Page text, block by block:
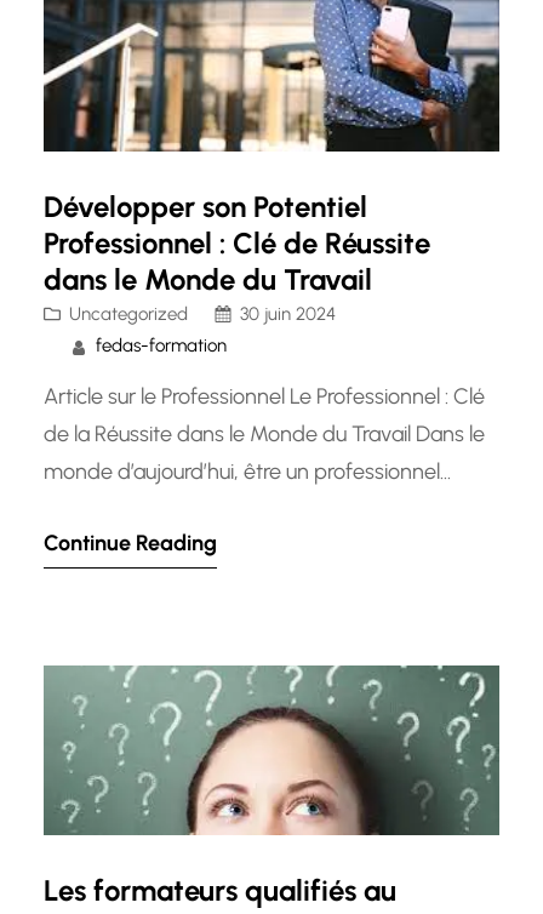
Développer son Potentiel
Professionnel : Clé de Réussite
dans le Monde du Travail
Uncategorized
30 juin 2024
fedas-formation
Article sur le Professionnel Le Professionnel : Clé
de la Réussite dans le Monde du Travail Dans le
monde d’aujourd’hui, être un professionnel
dans sa carrière. Que ce soit dans le domaine
Continue Reading
Les formateurs qualifiés au